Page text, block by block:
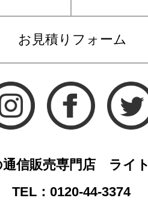
お見積りフォーム
通信販売専門店 ライ
TEL：0120-44-3374